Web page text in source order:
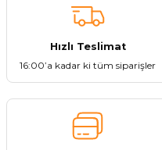
Hızlı Teslimat
16:00’a kadar ki tüm siparişler